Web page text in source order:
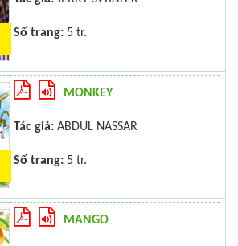
Số trang: 5 tr.
MONKEY
Tác giả: ABDUL NASSAR
Số trang: 5 tr.
MANGO